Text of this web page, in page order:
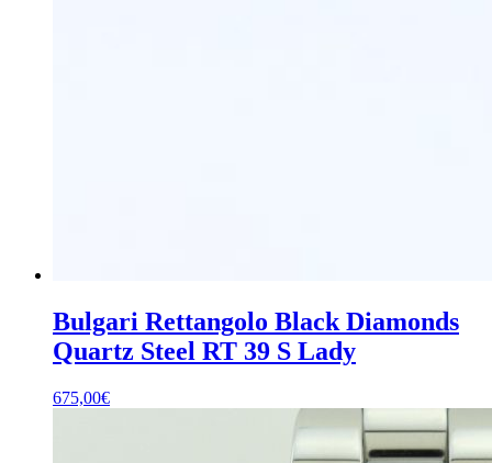
Bulgari Rettangolo Black Diamonds
Quartz Steel RT 39 S Lady
675,00€